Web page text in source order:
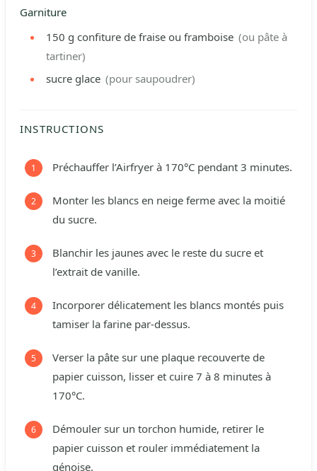
Garniture
150 g confiture de fraise ou framboise (ou pâte à
tartiner)
sucre glace (pour saupoudrer)
INSTRUCTIONS
Préchauffer l’Airfryer à 170°C pendant 3 minutes.
Monter les blancs en neige ferme avec la moitié
du sucre.
Blanchir les jaunes avec le reste du sucre et
l’extrait de vanille.
Incorporer délicatement les blancs montés puis
tamiser la farine par-dessus.
Verser la pâte sur une plaque recouverte de
papier cuisson, lisser et cuire 7 à 8 minutes à
170°C.
Démouler sur un torchon humide, retirer le
papier cuisson et rouler immédiatement la
génoise.